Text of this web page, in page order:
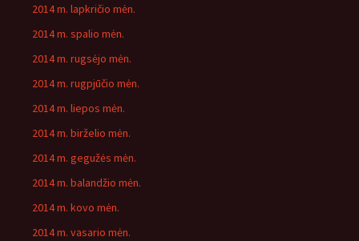
2014 m. lapkričio mėn.
2014 m. spalio mėn.
2014 m. rugsėjo mėn.
2014 m. rugpjūčio mėn.
2014 m. liepos mėn.
2014 m. birželio mėn.
2014 m. gegužės mėn.
2014 m. balandžio mėn.
2014 m. kovo mėn.
2014 m. vasario mėn.